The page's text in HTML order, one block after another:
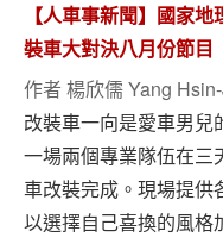
【人車事新聞】國家
裝車大對決八月份節目
作者 楊欣儒 Yang
改裝車一向是愛車男兒
一場兩個專業隊伍在三
車改裝完成。現場提供
以選擇自己喜換的風格